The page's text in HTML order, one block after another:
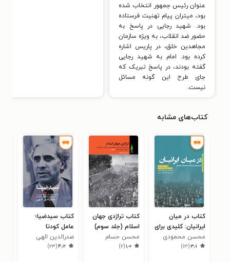
عنوان رئیس جمهور انتخاب شده
بود، میتران پیام تهنیت فرستاده
بود. شهید رجایی در پاسخ به
حضور ضد انقلاب، به ویژه سازمان
مجاهدین خلق، در پاریس اشاره
کرده بود. امام به شهید رجایی
گفته بودند، در پاسخ تبریک که
جای طرح این گونه مسائل
نیست.
کتاب‌های مشابه
کتاب در میان
ایرانیان: کلیدی برای
درک چالش‌ها و
واقعیت‌های ایران
محسن محمودی
۳٫۱(۱۳)
کتاب تراژدی جهان
اسلام (جلد سوم)
محسن حسام
مظاهری
۱٫۰(۲)
کتاب سیدضیا؛
عامل کودتا
صدرالدین الهی
۴٫۲(۲۳)